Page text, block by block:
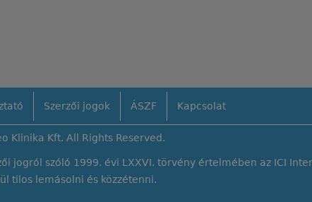
Szerzői jogok ÁSZF Kapcsolat
Klinika Kft. All Rights Reserved.
jogról szóló 1999. évi LXXVI. törvény értelmében az ICI
tilos lemásolni és közzétenni.